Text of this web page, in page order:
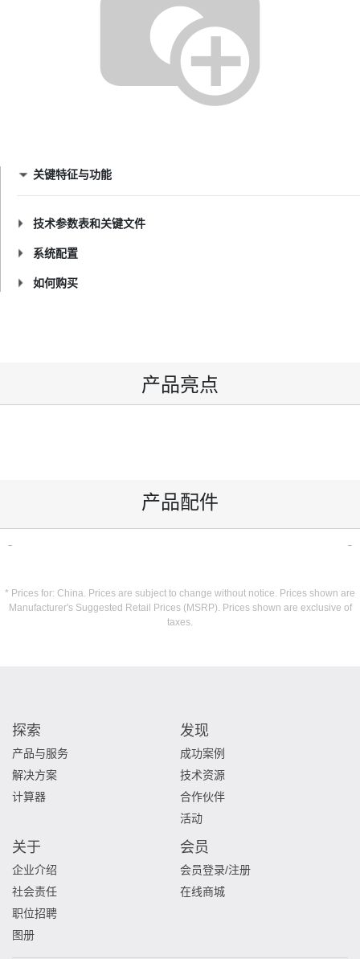
关键特征与功能
技术参数表和关键文件
系统配置
如何购买
产品亮点
产品配件
* Prices for: China. Prices are subject to change without notice. Prices shown are
Manufacturer's Suggested Retail Prices (MSRP). Prices shown are exclusive of
taxes.
探索
产品与服务
解决方案
计算器
发现
成功案例
技术资源
合作伙伴
活动
关于
企业介绍
社会责任
职位招聘
图册
会员
会员登录/注册
在线商城